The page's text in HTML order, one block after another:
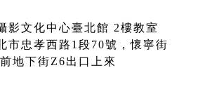
影文化中心臺北館 2樓教室
西路1段70號，懷寧街
地下街Z6出口上來